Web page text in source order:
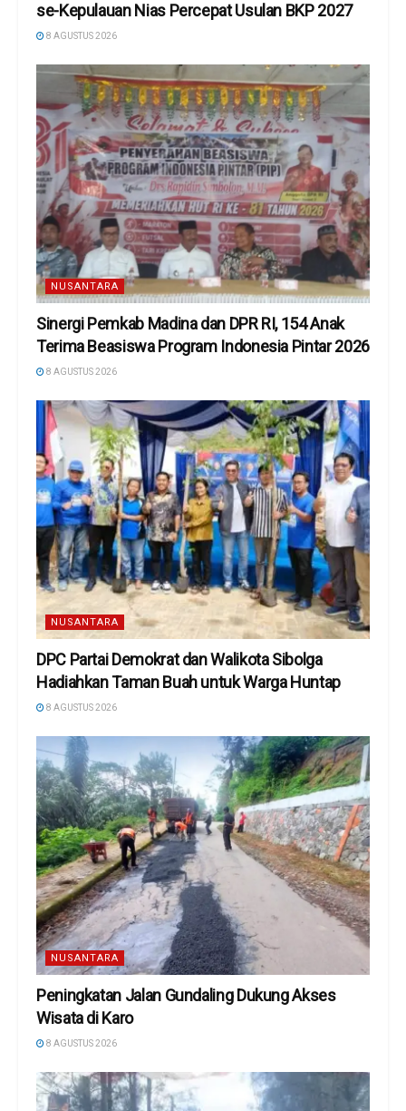
se-Kepulauan Nias Percepat Usulan BKP 2027
8 AGUSTUS 2026
NUSANTARA
Sinergi Pemkab Madina dan DPR RI, 154 Anak
Terima Beasiswa Program Indonesia Pintar 2026
8 AGUSTUS 2026
NUSANTARA
DPC Partai Demokrat dan Walikota Sibolga
Hadiahkan Taman Buah untuk Warga Huntap
8 AGUSTUS 2026
NUSANTARA
Peningkatan Jalan Gundaling Dukung Akses
Wisata di Karo
8 AGUSTUS 2026